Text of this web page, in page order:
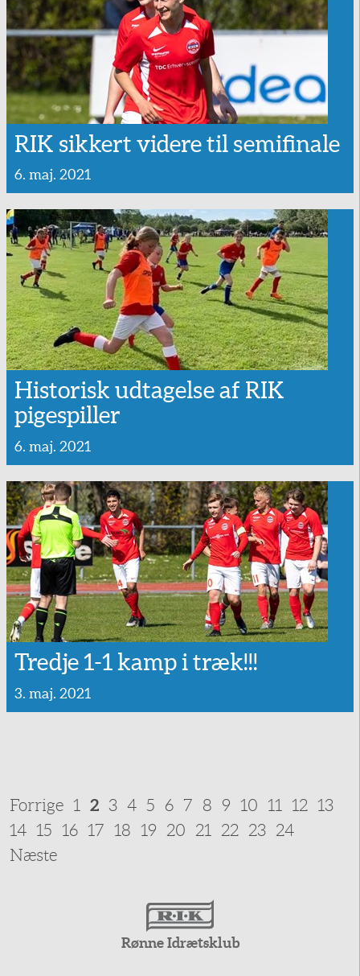
RIK sikkert videre til semifinale
6. maj. 2021
Historisk udtagelse af RIK
pigespiller
6. maj. 2021
Tredje 1-1 kamp i træk!!!
3. maj. 2021
Forrige 1 2 3 4 5 6 7 8 9 10 11 12 13
14 15 16 17 18 19 20 21 22 23 24
Næste
Rønne Idrætsklub